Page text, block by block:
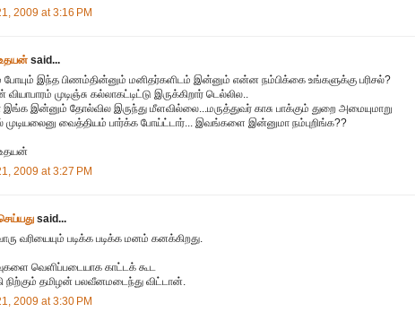
2009 at 3:16 PM
said...
போயும் இந்த பிணம்தின்னும் மனிதர்களிடம் இன்னும் என்ன நம்பிக்கை உங்களுக்கு பரிசல்?
முடிஞ்சு கல்லாகட்டிட்டு இருக்கிறார் டெல்லில..
இன்னும் தோல்வில இருந்து மீளவில்லை...மருத்துவர் காசு பாக்கும் துறை அமையுமாறு
முடியலைனு வைத்தியம் பார்க்க போய்ட்டார்... இவங்களை இன்னுமா நம்புறிங்க??
2009 at 3:27 PM
said...
வரியையும் படிக்க படிக்க மனம் கனக்கிறது.
வெளிப்படையாக காட்டக் கூட
நிற்கும் தமிழன் பலவீனமடைந்து விட்டான்.
2009 at 3:30 PM